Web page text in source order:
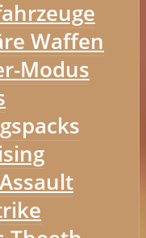
Waffen
Modus